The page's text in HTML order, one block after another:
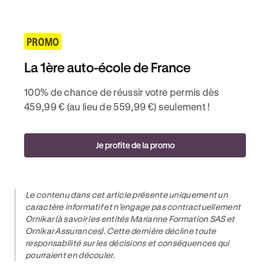
PROMO
La 1ère auto-école de France
100% de chance de réussir votre permis dès
459,99 € (au lieu de 559,99 €) seulement !
Je profite de la promo
Le contenu dans cet article présente uniquement un
caractère informatif et n’engage pas contractuellement
Ornikar (à savoir les entités Marianne Formation SAS et
Ornikar Assurances). Cette dernière décline toute
responsabilité sur les décisions et conséquences qui
pourraient en découler.